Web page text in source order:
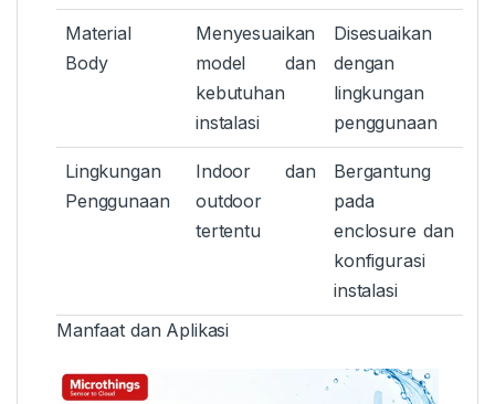
Material
Body
Menyesuaikan
model dan
kebutuhan
instalasi
Disesuaikan
dengan
lingkungan
penggunaan
Lingkungan
Penggunaan
Indoor dan
outdoor
tertentu
Bergantung
pada
enclosure dan
konfigurasi
instalasi
Manfaat dan Aplikasi